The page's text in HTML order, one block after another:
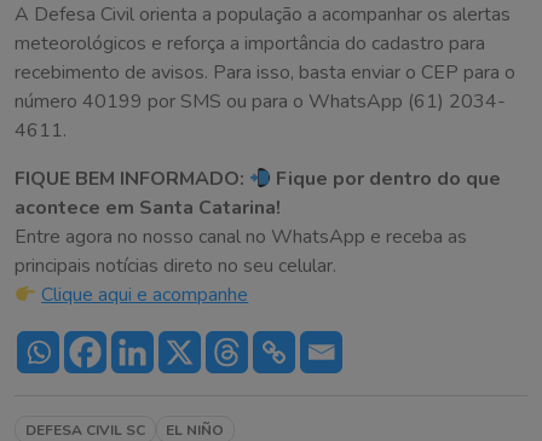
A Defesa Civil orienta a população a acompanhar os alertas
meteorológicos e reforça a importância do cadastro para
recebimento de avisos. Para isso, basta enviar o CEP para o
número 40199 por SMS ou para o WhatsApp (61) 2034-
4611.
FIQUE BEM INFORMADO:
Fique por dentro do que
acontece em Santa Catarina!
Entre agora no nosso canal no WhatsApp e receba as
principais notícias direto no seu celular.
Clique aqui e acompanhe
DEFESA CIVIL SC
EL NIÑO